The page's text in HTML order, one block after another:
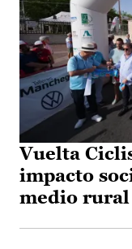
Vuelta
impacto
medio rural